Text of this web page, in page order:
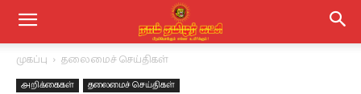
முகப்பு தலைமைச் செய்திகள்
அறிக்கைகள் தலைமைச் செய்திகள்